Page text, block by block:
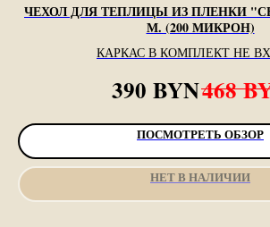
ЧЕХОЛ ДЛЯ ТЕПЛИЦЫ ИЗ ПЛЕНКИ
М. (200 МИКРОН)
КАРКАС В КОМПЛЕКТ НЕ
390 BYN468
ПОСМОТРЕТЬ ОБЗОР
НЕТ В НАЛИЧИИ